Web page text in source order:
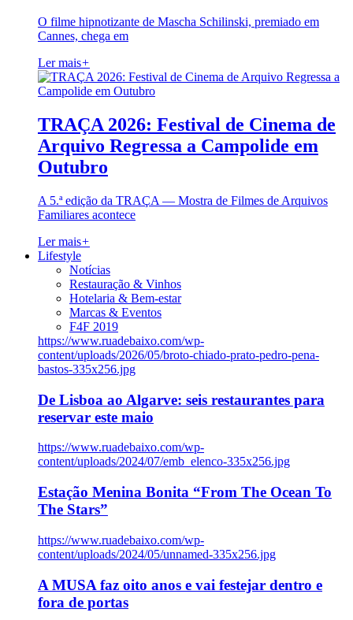
O filme hipnotizante de Mascha Schilinski, premiado em
Cannes, chega em
Ler mais+
TRAÇA 2026: Festival de Cinema de
Arquivo Regressa a Campolide em
Outubro
A 5.ª edição da TRAÇA — Mostra de Filmes de Arquivos
Familiares acontece
Ler mais+
Lifestyle
Notícias
Restauração & Vinhos
Hotelaria & Bem-estar
Marcas & Eventos
F4F 2019
https://www.ruadebaixo.com/wp-
content/uploads/2026/05/broto-chiado-prato-pedro-pena-
bastos-335x256.jpg
De Lisboa ao Algarve: seis restaurantes para
reservar este maio
https://www.ruadebaixo.com/wp-
content/uploads/2024/07/emb_elenco-335x256.jpg
Estação Menina Bonita “From The Ocean To
The Stars”
https://www.ruadebaixo.com/wp-
content/uploads/2024/05/unnamed-335x256.jpg
A MUSA faz oito anos e vai festejar dentro e
fora de portas